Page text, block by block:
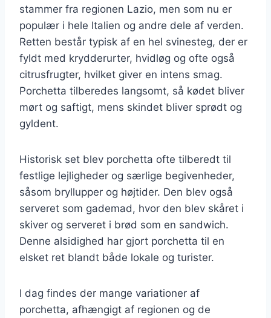
stammer fra regionen Lazio, men som nu er
populær i hele Italien og andre dele af verden.
Retten består typisk af en hel svinesteg, der er
fyldt med krydderurter, hvidløg og ofte også
citrusfrugter, hvilket giver en intens smag.
Porchetta tilberedes langsomt, så kødet bliver
mørt og saftigt, mens skindet bliver sprødt og
gyldent.
Historisk set blev porchetta ofte tilberedt til
festlige lejligheder og særlige begivenheder,
såsom bryllupper og højtider. Den blev også
serveret som gademad, hvor den blev skåret i
skiver og serveret i brød som en sandwich.
Denne alsidighed har gjort porchetta til en
elsket ret blandt både lokale og turister.
I dag findes der mange variationer af
porchetta, afhængigt af regionen og de